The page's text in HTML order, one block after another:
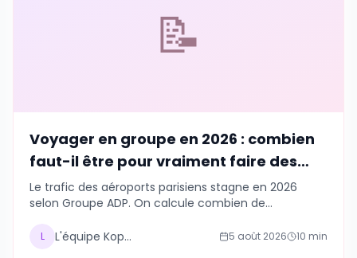
📝
Voyager en groupe en 2026 : combien
faut-il être pour vraiment faire des
économies ?
Le trafic des aéroports parisiens stagne en 2026
selon Groupe ADP. On calcule combien de
faire baisser la facture du logement, de la voiture et
L L'équipe Kopains 5 août 2026 10 min